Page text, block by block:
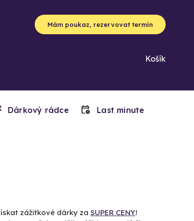
Mám poukaz, rezervovat termín
Košík
Dárkový rádce Last minute
zážitkové dárky za SUPER CENY!